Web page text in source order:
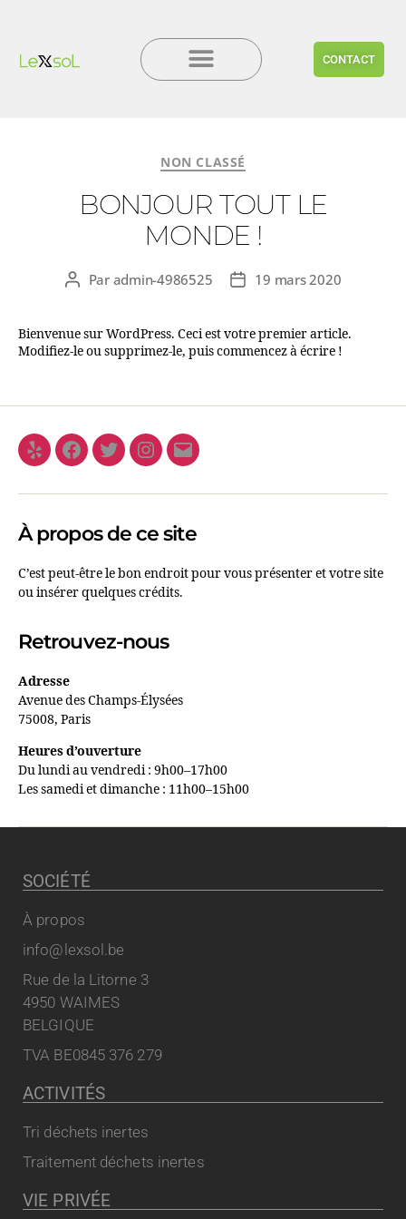
CONTACT
NON CLASSÉ
BONJOUR TOUT LE
MONDE !
Par admin-4986525 19 mars 2020
Bienvenue sur WordPress. Ceci est votre premier article.
Modifiez-le ou supprimez-le, puis commencez à écrire !
À propos de ce site
C’est peut-être le bon endroit pour vous présenter et votre site
ou insérer quelques crédits.
Retrouvez-nous
Adresse
Avenue des Champs-Élysées
75008, Paris
Heures d’ouverture
Du lundi au vendredi : 9h00–17h00
Les samedi et dimanche : 11h00–15h00
SOCIÉTÉ
À propos
info@lexsol.be
Rue de la Litorne 3
4950 WAIMES
BELGIQUE
TVA BE0845 376 279
ACTIVITÉS
Tri déchets inertes
Traitement déchets inertes
VIE PRIVÉE